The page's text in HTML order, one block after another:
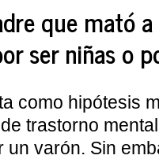
que mató
ser niñas o
como hipótesis
trastorno
un varón. Sin